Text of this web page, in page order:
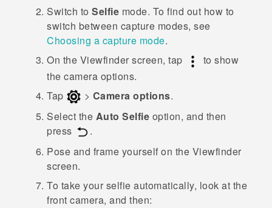
Switch to Selfie mode. To find out how to
switch between capture modes, see
Choosing a capture mode.
On the Viewfinder screen, tap
to show
the camera options.
Tap
> Camera options.
Select the Auto Selfie option, and then
press
.
Pose and frame yourself on the Viewfinder
screen.
To take your selfie automatically, look at the
front camera, and then: